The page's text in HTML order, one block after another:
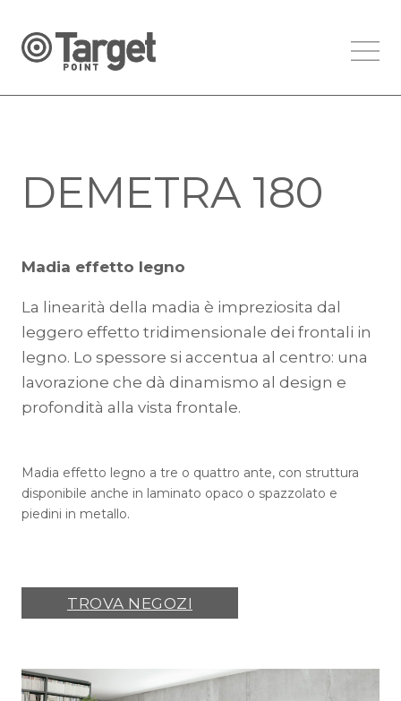
DEMETRA 180
Madia effetto legno
La linearità della madia è impreziosita dal
leggero effetto tridimensionale dei frontali in
legno. Lo spessore si accentua al centro: una
lavorazione che dà dinamismo al design e
profondità alla vista frontale.
Madia effetto legno a tre o quattro ante, con struttura
disponibile anche in laminato opaco o spazzolato e
piedini in metallo.
TROVA NEGOZI